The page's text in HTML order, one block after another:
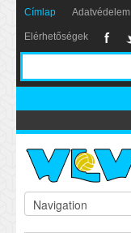
Címlap Adatvédelem
Elérhetőségek